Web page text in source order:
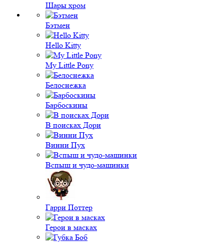
Шары хром
Бэтмен
Hello Kitty
My Little Pony
Белоснежка
Барбоскины
В поисках Дори
Винни Пух
Вспыш и чудо-машинки
Гарри Поттер
Герои в масках